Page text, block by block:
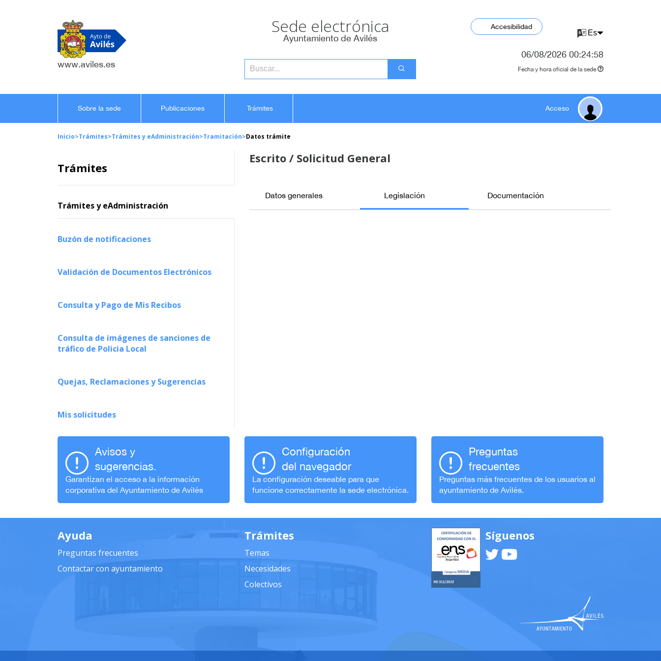
www.aviles.es
Sede electrónica
Ayuntamiento de Avilés
Accesibilidad
06/08/2026 00:24:58
Fecha y hora oficial de la sede
Sobre la sede Publicaciones Trámites Acceso
Inicio>Trámites>Trámites y eAdministración>Tramitación>Datos trámite
Trámites
Trámites y eAdministración
Buzón de notificaciones
Validación de Documentos Electrónicos
Consulta y Pago de Mis Recibos
Consulta de imágenes de sanciones de
tráfico de Policia Local
Quejas, Reclamaciones y Sugerencias
Mis solicitudes
Escrito / Solicitud General
Datos generales Legislación Documentación
Avisos y
sugerencias.
Garantizan el acceso a la información
corporativa del Ayuntamiento de Avilés
Configuración
del navegador
La configuración deseable para que
funcione correctamente la sede electrónica.
Preguntas
frecuentes
Preguntas más frecuentes de los usuarios al
ayuntamiento de Avilés.
Ayuda
Preguntas frecuentes
Contactar con ayuntamiento
Trámites
Temas
Necesidades
Colectivos
Síguenos